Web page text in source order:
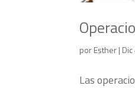
porEsther|
Las